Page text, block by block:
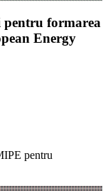
pentru formarea
Energy
pentru